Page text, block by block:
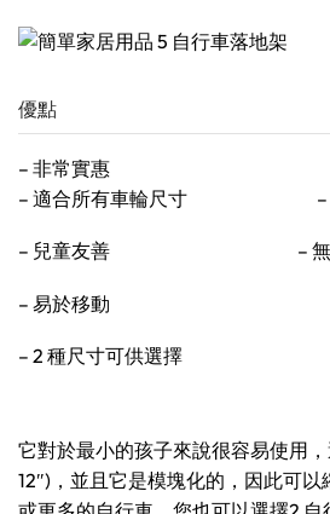
優點
– 非常實惠
– 適合所有車輪尺寸
– 兒童友善
– 易於移動
– 2 種尺寸可供選擇
–
它對於最小的孩子來說很容易使用
12″)，並且它是模塊化的，因此可